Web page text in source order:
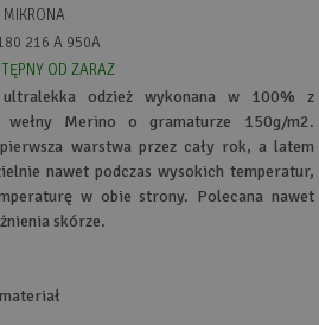
216 A 950A
OD ZARAZ
odzież wykonana w 100% z
wełny Merino o gramaturze 150g/m2.
warstwa przez cały rok, a latem
nawet podczas wysokich temperatur,
w obie strony. Polecana nawet
skórze.